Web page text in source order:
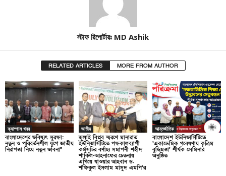
স্টাফ রিপোর্টারঃ MD Ashik
RELATED ARTICLES MORE FROM AUTHOR
ক্যাম্পাস খবর
বাংলাদেশের ভবিষ্যৎ সুরক্ষা:
নতুন ও পরিবর্তনশীল যুগে জাতীয়
নিরাপত্তা নিয়ে নতুন ভাবনা”
জাতীয়
জুলাই বিপ্লব স্মরণে মানারাত
ইউনিভার্সিটিতে পক্ষকালব্যাপী
কর্মসূচির বর্ণাঢ্য সমাপনী শহীদ
শাকিল-আহনাফের চেতনায়
এগিয়ে যাওয়ার আহবান ড.
শফিকুল ইসলাম মাসুদ এমপি’র
আন্তর্জাতিক
বাংলাদেশ ইউনিভার্সিটিতে
‘একাডেমিক গবেষণায় কৃত্রিম
বুদ্ধিমত্তা’ শীর্ষক সেমিনার
অনুষ্ঠিত